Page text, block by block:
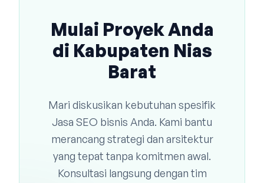
Mulai Proyek Anda
di Kabupaten Nias
Barat
Mari diskusikan kebutuhan spesifik
Jasa SEO bisnis Anda. Kami bantu
merancang strategi dan arsitektur
yang tepat tanpa komitmen awal.
Konsultasi langsung dengan tim